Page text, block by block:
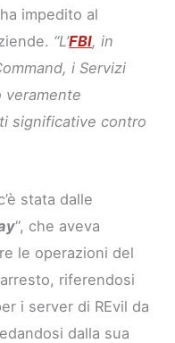
impedito al
“L’FBI, in
i Servizi
veramente
significative contro
stata dalle
“, che aveva
le operazioni del
riferendosi
i server di REvil da
dalla sua